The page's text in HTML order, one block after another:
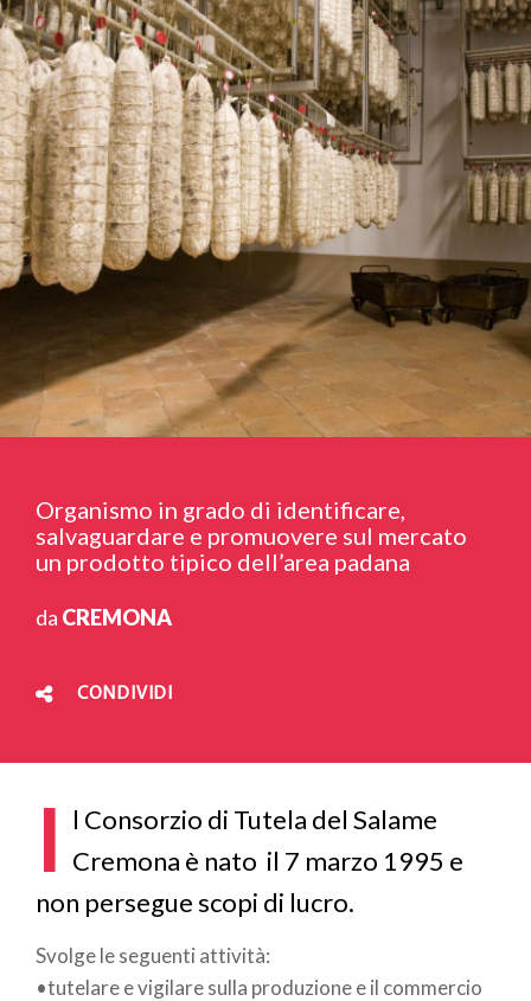
Organismo in grado di identificare,
salvaguardare e promuovere sul mercato
un prodotto tipico dell’area padana
da CREMONA
CONDIVIDI
I l Consorzio di Tutela del Salame
Cremona è nato il 7 marzo 1995 e
non persegue scopi di lucro.
Svolge le seguenti attività:
•tutelare e vigilare sulla produzione e il commercio